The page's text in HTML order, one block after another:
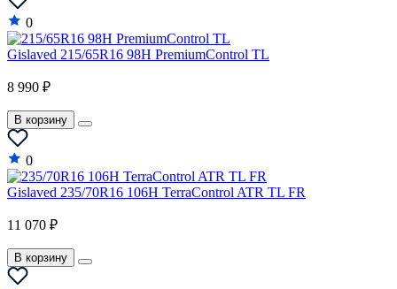
0
Gislaved 215/65R16 98H PremiumControl TL
8 990 ₽
В корзину
0
Gislaved 235/70R16 106H TerraControl ATR TL FR
11 070 ₽
В корзину